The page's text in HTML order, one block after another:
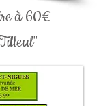
à 60€